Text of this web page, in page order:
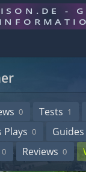
-
0 Tests 1
Plays 0 Guides
0 Reviews 0